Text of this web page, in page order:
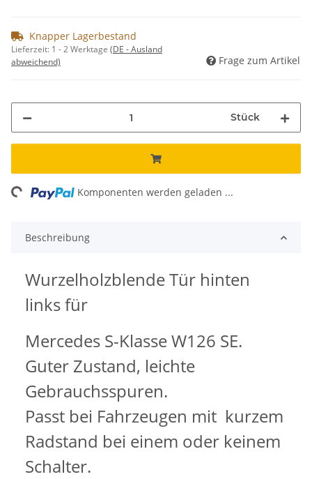
Knapper Lagerbestand
Lieferzeit: 1 - 2 Werktage (DE - Ausland
abweichend)
Frage zum Artikel
Stück
Komponenten werden geladen ...
Beschreibung
Wurzelholzblende Tür hinten
links für
Mercedes S-Klasse W126 SE.
Guter Zustand, leichte
Gebrauchsspuren.
Passt bei Fahrzeugen mit kurzem
Radstand bei einem oder keinem
Schalter.